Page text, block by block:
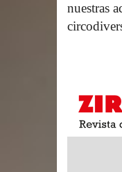
nuestras